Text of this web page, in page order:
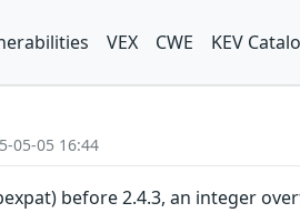
VEX CWE KEV
05-05 16:44
before 2.4.3, an integer